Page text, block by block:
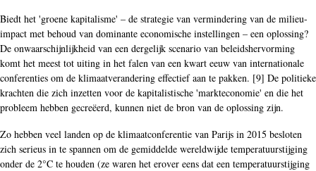
Biedt het 'groene kapitalisme' – de strategie van vermindering van de milieu-
impact met behoud van dominante economische instellingen – een oplossing?
De onwaarschijnlijkheid van een dergelijk scenario van beleidshervorming
komt het meest tot uiting in het falen van een kwart eeuw van internationale
conferenties om de klimaatverandering effectief aan te pakken. [9] De politieke
krachten die zich inzetten voor de kapitalistische 'markteconomie' en die het
probleem hebben gecreëerd, kunnen niet de bron van de oplossing zijn.
Zo hebben veel landen op de klimaatconferentie van Parijs in 2015 besloten
zich serieus in te spannen om de gemiddelde wereldwijde temperatuurstijging
onder de 2°C te houden (ze waren het erover eens dat een temperatuurstijging